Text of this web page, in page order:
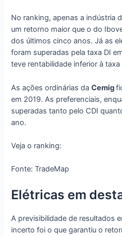
No ranking, apenas a indústria
um retorno maior que o do
dos últimos cinco anos. Já as
foram superadas pela taxa DI
teve rentabilidade inferior à
As ações ordinárias daCemig
em 2019. As preferenciais,
superadas tanto pelo CDI
ano.
Veja o ranking:
Fonte: TradeMap
Elétricas em
A previsibilidade de resultados
incerto foi o que garantiu o